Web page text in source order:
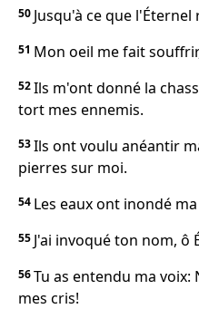
50 Jusqu'à ce que
51 Mon oeil me fait
52Ils m'ont donné la
tort mes ennemis.
53Ils ont voulu anéantir
pierres sur moi.
54 Les eaux ont inondé
55 J'ai invoqué ton nom, ô
56Tu as entendu ma voix:
mes cris!